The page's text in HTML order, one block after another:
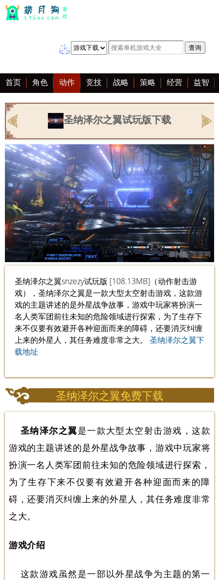
首页 角色 动作 竞技 战略 策略 经营 益智
冒险 棋牌 赛车 音乐 恋爱 单机 大全
圣纳泽尔之翼试玩版下载
圣纳泽尔之翼snzezy试玩版 [108.13MB]（动作射击游
戏），圣纳泽尔之翼是一款大型太空射击游戏，这款游
戏的主题讲述的是外星战争故事，游戏中玩家将扮演一
名人类军团前往未知的危险领域进行探索，为了生存下
来不仅要有效避开各种迎面而来的障碍，还要消灭纠缠
上来的外星人，其任务难度非常之大。 圣纳泽尔之翼下
载地址
圣纳泽尔之翼免费下载
圣纳泽尔之翼是一款大型太空射击游戏，这款
游戏的主题讲述的是外星战争故事，游戏中玩家将
扮演一名人类军团前往未知的危险领域进行探索，
为了生存下来不仅要有效避开各种迎面而来的障
碍，还要消灭纠缠上来的外星人，其任务难度非常
之大。
游戏介绍
这款游戏虽然是一部以外星战争为主题的第一